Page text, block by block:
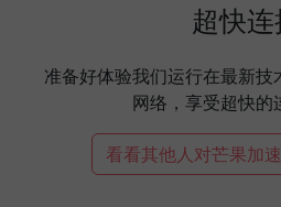
超快
准备好体验我们运行在最新技
网络，享受超快的
看看其他人对芒果加